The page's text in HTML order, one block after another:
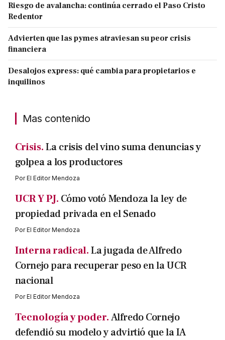
Riesgo de avalancha: continúa cerrado el Paso Cristo
Redentor
Advierten que las pymes atraviesan su peor crisis
financiera
Desalojos express: qué cambia para propietarios e
inquilinos
Mas contenido
Crisis.La crisis del vino suma denuncias y
golpea a los productores
PorEl Editor Mendoza
UCR Y PJ. Cómo votó Mendoza la ley de
propiedad privada en el Senado
PorEl Editor Mendoza
Interna radical.La jugada de Alfredo
Cornejo para recuperar peso en la UCR
nacional
PorEl Editor Mendoza
Tecnología y poder.Alfredo Cornejo
defendió su modelo y advirtió que la IA